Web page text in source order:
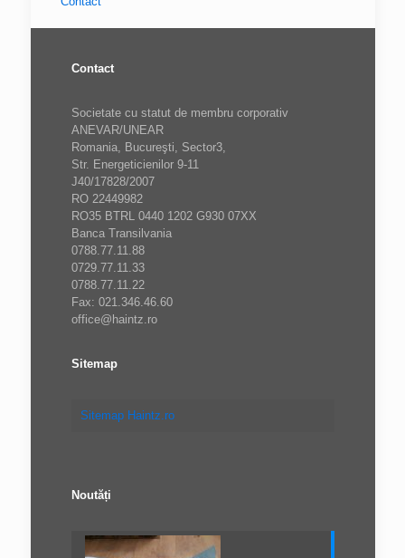
Contact
Societate cu statut de membru corporativ
ANEVAR/UNEAR
Romania, Bucureşti, Sector3,
Str. Energeticienilor 9-11
J40/17828/2007
RO 22449982
RO35 BTRL 0440 1202 G930 07XX
Banca Transilvania
0788.77.11.88
0729.77.11.33
0788.77.11.22
Fax: 021.346.46.60
office@haintz.ro
Sitemap
Sitemap Haintz.ro
Noutăți